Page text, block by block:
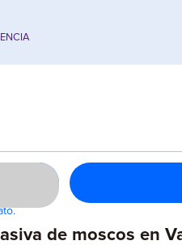
de moscos en